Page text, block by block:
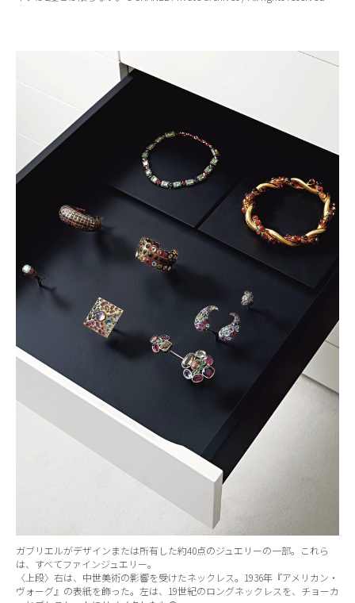
ガブリエルがデザインまたは所有した約40点のジュエリーの一部。これら
は、すべてファインジュエリー。
〈上段〉右は、中世美術の影響を受けたネックレス。1936年『アメリカン・
ヴォーグ』の表紙を飾った。左は、19世紀のロングネックレスを、チョーカ